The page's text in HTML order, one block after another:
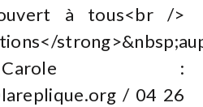
à tous<br />
:
/ 04 26